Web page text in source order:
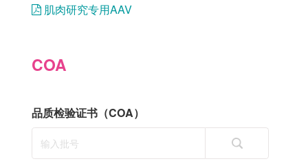
肌肉研究专用AAV
COA
品质检验证书（COA）